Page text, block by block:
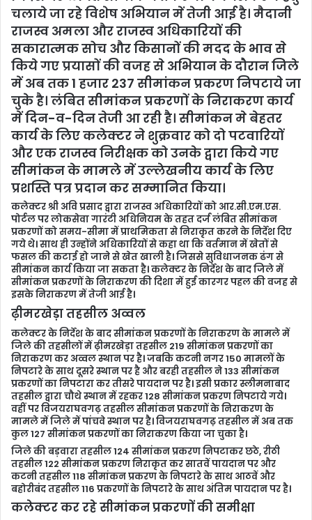
i
l
चलाये जा रहे विशेष अभियान में तेजी आई है। मैदानी
राजस्व अमला और राजस्व अधिकारियों की
सकारात्मक सोच और किसानों की मदद के भाव से
किये गए प्रयासों की वजह से अभियान के दौरान जिले
में अब तक 1 हजार 237 सीमांकन प्रकरण निपटाये जा
चुके है। लंबित सीमांकन प्रकरणों के निराकरण कार्य
में दिन-व-दिन तेजी आ रही है। सीमांकन मे बेहतर
कार्य के लिए कलेक्टर ने शुक्रवार को दो पटवारियों
और एक राजस्व निरीक्षक को उनके द्वारा किये गए
सीमांकन के मामले में उल्लेखनीय कार्य के लिए
प्रशस्ति पत्र प्रदान कर सम्मानित किया।
कलेक्टर श्री अवि प्रसाद द्वारा राजस्व अधिकारियों को आर.सी.एम.एस.
पोर्टल पर लोकसेवा गारंटी अधिनियम के तहत दर्ज लंबित सीमांकन
प्रकरणों को समय-सीमा में प्राथमिकता से निराकृत करने के निर्देश दिए
गये थे। साथ ही उन्होंने अधिकारियों से कहा था कि वर्तमान में खेतों से
फसल की कटाई हो जाने से खेत खाली है। जिससे सुविधाजनक ढंग से
सीमांकन कार्य किया जा सकता है। कलेक्टर के निर्देश के बाद जिले में
सीमांकन प्रकरणों के निराकरण की दिशा में हुई कारगर पहल की वजह से
इसके निराकरण में तेजी आई है।
ढ़ीमरखेड़ा तहसील अव्वल
कलेक्टर के निर्देश के बाद सीमांकन प्रकरणों के निराकरण के मामले में
जिले की तहसीलों में ढ़ीमरखेड़ा तहसील 219 सीमांकन प्रकरणों का
निराकरण कर अव्वल स्थान पर है। जबकि कटनी नगर 150 मामलों के
निपटारे के साथ दूसरे स्थान पर है और बरही तहसील ने 133 सीमांकन
प्रकरणों का निपटारा कर तीसरे पायदान पर है। इसी प्रकार स्लीमनाबाद
तहसील द्वारा चौथे स्थान में रहकर 128 सीमांकन प्रकरण निपटाये गये।
वहीं पर विजयराघवगढ़ तहसील सीमांकन प्रकरणों के निराकरण के
मामले में जिले में पांचवे स्थान पर है। विजयराघवगढ़ तहसील में अब तक
कुल 127 सीमांकन प्रकरणों का निराकरण किया जा चुका है।
जिले की बड़वारा तहसील 124 सीमांकन प्रकरण निपटाकर छठे, रीठी
तहसील 122 सीमांकन प्रकरण निराकृत कर सातवें पायदान पर और
कटनी तहसील 118 सीमांकन प्रकरण के निपटारे के साथ आठवें और
बहोरीबंद तहसील 116 प्रकरणों के निपटारे के साथ अंतिम पायदान पर है।
कलेक्टर कर रहे सीमांकन प्रकरणों की समीक्षा